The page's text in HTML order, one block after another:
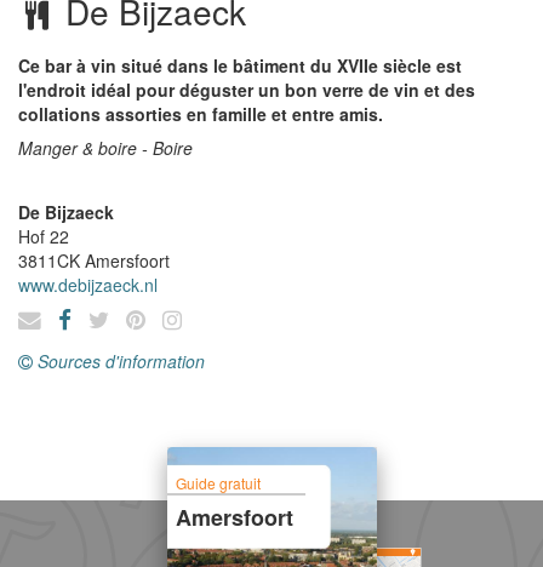
De Bijzaeck
Ce bar à vin situé dans le bâtiment du XVIIe siècle est
l'endroit idéal pour déguster un bon verre de vin et des
collations assorties en famille et entre amis.
Manger & boire - Boire
De Bijzaeck
Hof 22
3811CK Amersfoort
www.debijzaeck.nl
Sources d'information
Guide gratuit
Amersfoort